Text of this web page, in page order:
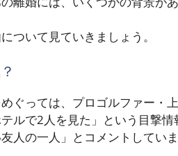
ついて見ていきましょう。
ぐっては、プロゴルファー・
ルで2人を見た」という目撃
人の一人」とコメントしていま